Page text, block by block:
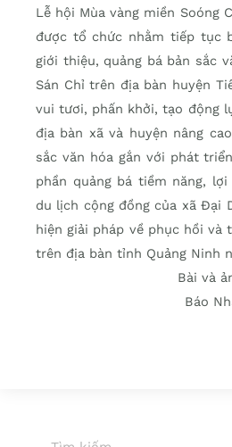
Lễ hội Mùa vàng miền Soóng
được tổ chức nhằm tiếp tục
giới thiệu, quảng bá bản sắc
Sán Chỉ trên địa bàn huyện
vui tươi, phấn khởi, tạo động
địa bàn xã và huyện nâng
sắc văn hóa gắn với phát
phần quảng bá tiềm năng,
du lịch cộng đồng của xã Ðại
hiện giải pháp về phục hồi và
trên địa bàn tỉnh Quảng Ninh
Bài và
Báo